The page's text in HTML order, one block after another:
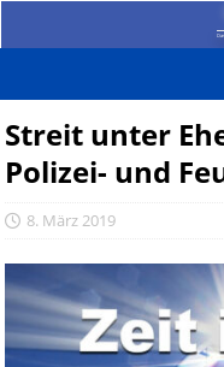
Streit unter
Polizei- und
8. März 2019